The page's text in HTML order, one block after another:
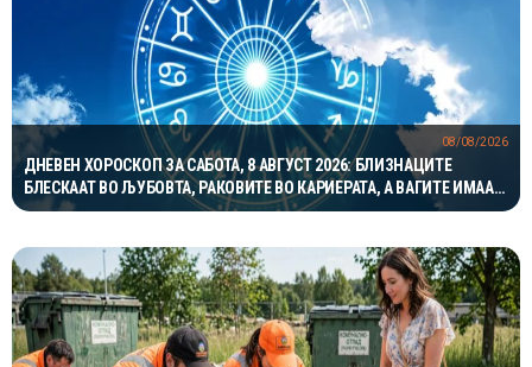
ДНЕВЕН ХОРОСКОП ЗА САБОТА, 8 АВГУСТ 2026: БЛИЗНАЦИТЕ
БЛЕСКААТ ВО ЉУБОВТА, РАКОВИТЕ ВО КАРИЕРАТА, А ВАГИТЕ ИМААТ
ОДЛИЧЕН ДЕН ЗА ХАРМОНИЈА
08/08/2026